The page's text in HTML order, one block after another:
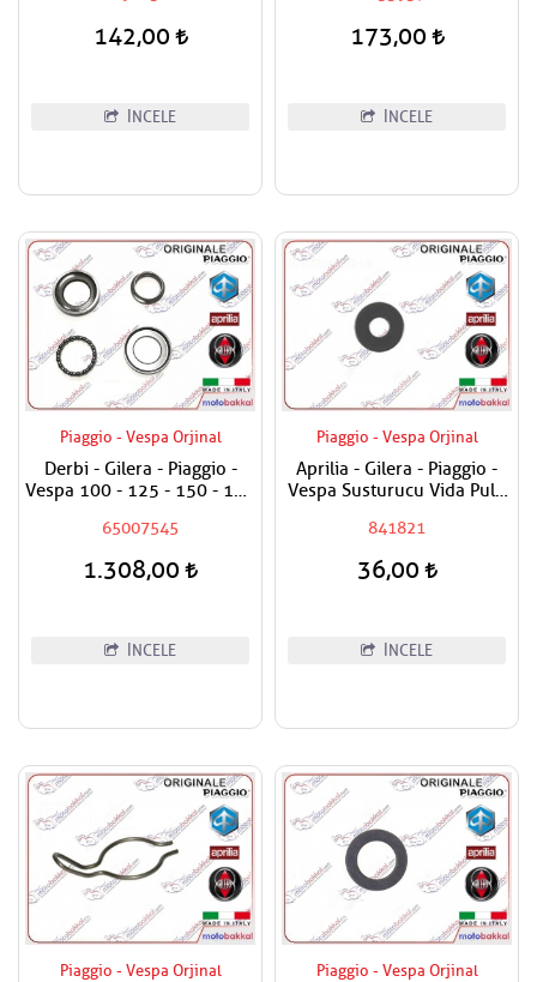
142,00
İNCELE
173,00
İNCELE
Piaggio - Vespa Orjinal
Derbi - Gilera - Piaggio -
Vespa 100 - 125 - 150 - 180
Maşa Rulman Set Alt - Furş
Rulman Set Alt
65007545
1.308,00
İNCELE
Piaggio - Vespa Orjinal
Aprilia - Gilera - Piaggio -
Vespa Susturucu Vida Pulu
841821
36,00
İNCELE
Piaggio - Vespa Orjinal Piaggio - Vespa Orjinal